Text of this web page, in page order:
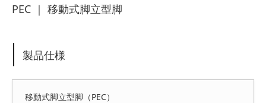
PEC ｜ 移動式脚立型脚
製品仕様
移動式脚立型脚（PEC）